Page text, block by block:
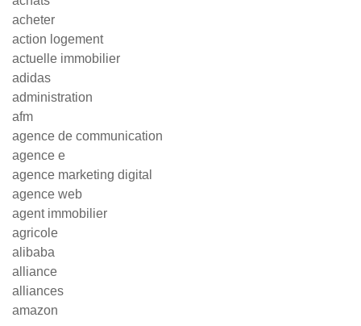
acheter
action logement
actuelle immobilier
adidas
administration
afm
agence de communication
agence e
agence marketing digital
agence web
agent immobilier
agricole
alibaba
alliance
alliances
amazon